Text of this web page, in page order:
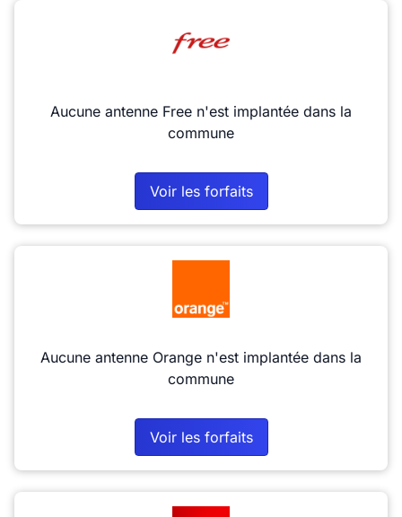
Aucune antenne Free n'est implantée dans la
commune
Voir les forfaits
Aucune antenne Orange n'est implantée dans la
commune
Voir les forfaits